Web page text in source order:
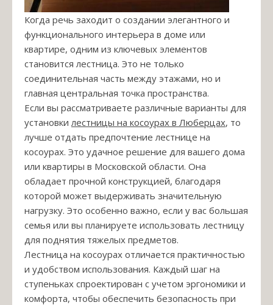
Когда речь заходит о создании элегантного и
функционального интерьера в доме или
квартире, одним из ключевых элементов
становится лестница. Это не только
соединительная часть между этажами, но и
главная центральная точка пространства.
Если вы рассматриваете различные варианты для
установкилестницы на косоурах в Люберцах, то
лучше отдать предпочтение лестнице на
косоурах. Это удачное решение для вашего дома
или квартиры в Московской области. Она
обладает прочной конструкцией, благодаря
которой может выдерживать значительную
нагрузку. Это особенно важно, если у вас большая
семья или вы планируете использовать лестницу
для поднятия тяжелых предметов.
Лестница на косоурах отличается практичностью
и удобством использования. Каждый шаг на
ступеньках спроектирован с учетом эргономики и
комфорта, чтобы обеспечить безопасность при